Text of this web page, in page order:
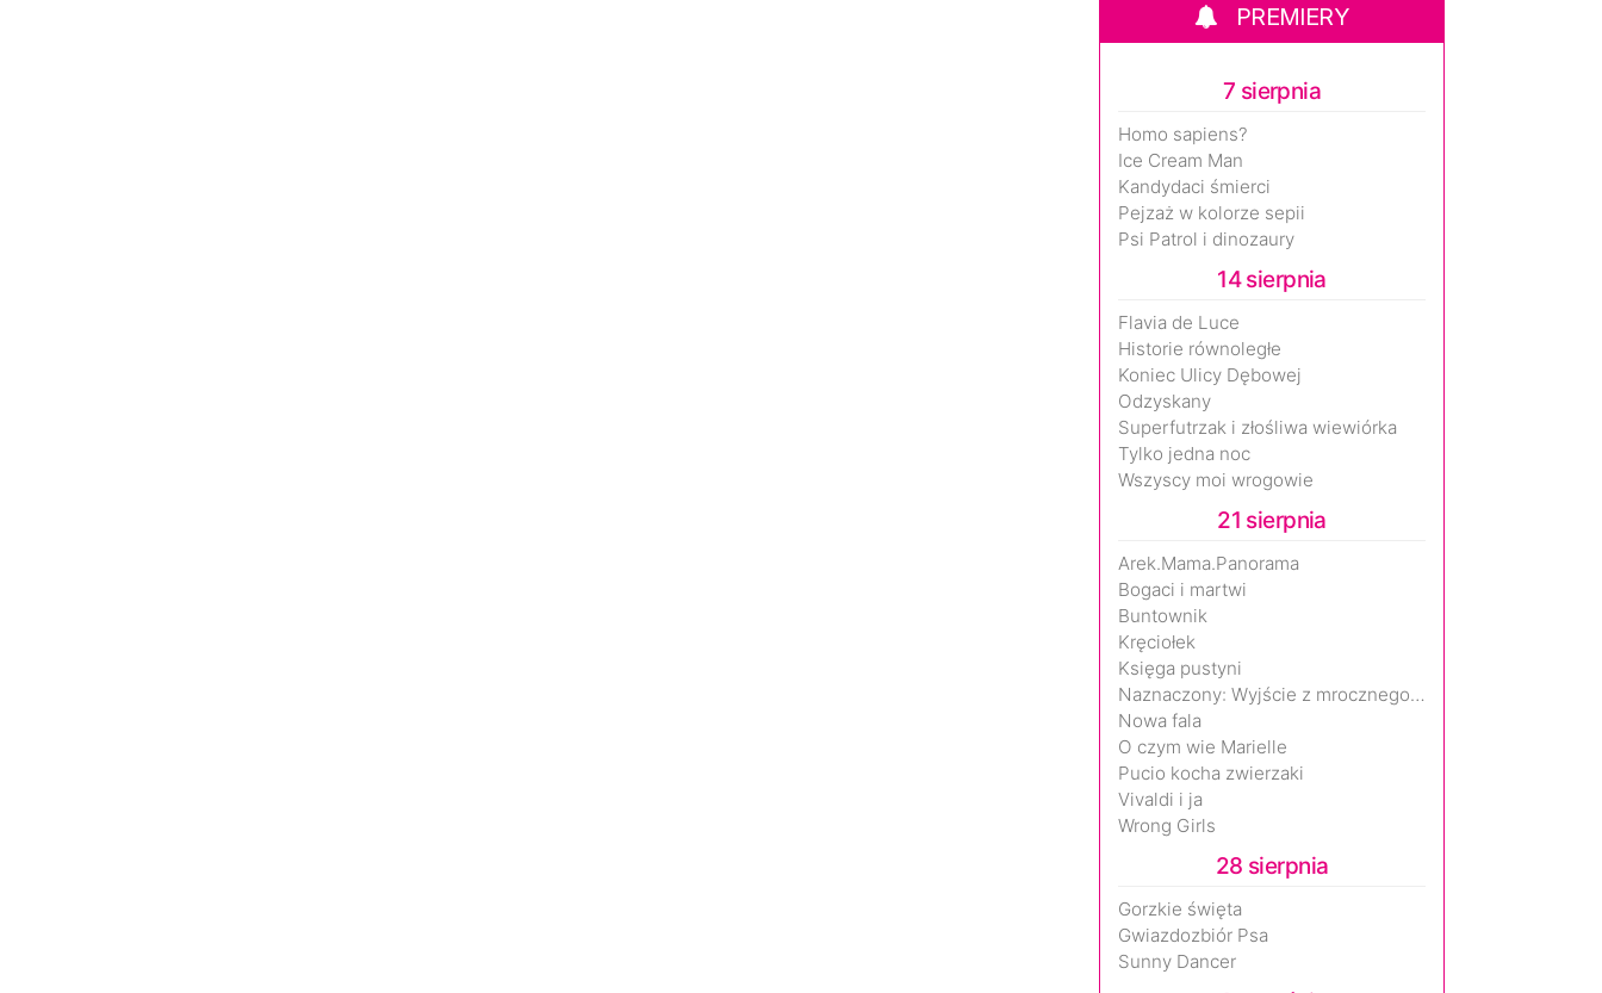
PREMIERY
7 sierpnia
Homo sapiens?
Ice Cream Man
Kandydaci śmierci
Pejzaż w kolorze sepii
Psi Patrol i dinozaury
14 sierpnia
Flavia de Luce
Historie równoległe
Koniec Ulicy Dębowej
Odzyskany
Superfutrzak i złośliwa wiewiórka
Tylko jedna noc
Wszyscy moi wrogowie
21 sierpnia
Arek.Mama.Panorama
Bogaci i martwi
Buntownik
Kręciołek
Księga pustyni
Naznaczony: Wyjście z mrocznego wymiaru
Nowa fala
O czym wie Marielle
Pucio kocha zwierzaki
Vivaldi i ja
Wrong Girls
28 sierpnia
Gorzkie święta
Gwiazdozbiór Psa
Sunny Dancer